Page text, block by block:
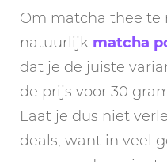
Om matcha thee te
natuurlijk matcha
dat je de juiste
de prijs voor 30
Laat je dus niet
deals, want in veel